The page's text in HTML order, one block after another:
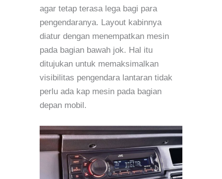
agar tetap terasa lega bagi para
pengendaranya. Layout kabinnya
diatur dengan menempatkan mesin
pada bagian bawah jok. Hal itu
ditujukan untuk memaksimalkan
visibilitas pengendara lantaran tidak
perlu ada kap mesin pada bagian
depan mobil.